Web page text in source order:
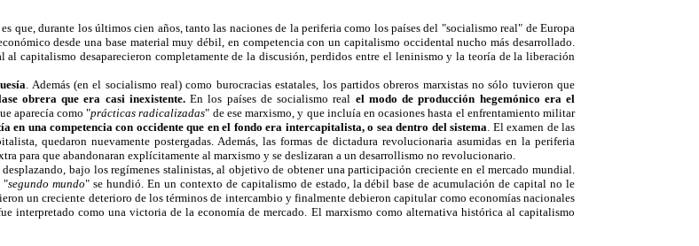
que, durante los últimos cien años, tanto las naciones de la periferia como los países del "socialismo real" de Europa
desde una base material muy débil, en competencia con un capitalismo occidental nucho más desarrollado.
capitalismo desaparecieron completamente de la discusión, perdidos entre el leninismo y la teoría de la liberación
. Además (en el socialismo real) como burocracias estatales, los partidos obreros marxistas no sólo tuvieron que
obrera que era casi inexistente.En los países de socialismo real el modo de producción hegemónico era el
aparecía como "prácticas radicalizadas" de ese marxismo, y que incluía en ocasiones hasta el enfrentamiento militar
en una competencia con occidente que en el fondo era intercapitalista, o sea dentro del sistema . El examen de las
quedaron nuevamente postergadas. Además, las formas de dictadura revolucionaria asumidas en la periferia
para que abandonaran explícitamente al marxismo y se deslizaran a un desarrollismo no revolucionario.
bajo los regímenes stalinistas, al objetivo de obtener una participación creciente en el mercado mundial.
"segundo mundo" se hundió. En un contexto de capitalismo de estado, la débil base de acumulación de capital no le
un creciente deterioro de los términos de intercambio y finalmente debieron capitular como economías nacionales
interpretado como una victoria de la economía de mercado. El marxismo como alternativa histórica al capitalismo